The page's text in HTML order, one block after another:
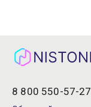
8 800 550-57-27